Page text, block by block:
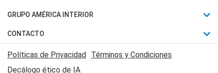
Judiciales
Economia
Motores
Trucos caseros
Series y Películas
Fútbol
Mundial
Automovilismo
Rugby
GRUPO AMÉRICA INTERIOR
Canal 7 en Vivo
CONTACTO
Acerca de Nosotros
Contactanos
Políticas de Privacidad Términos y Condiciones
Decálogo ético de IA